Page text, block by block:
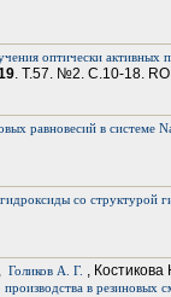
оптически
. Т.57. №2. С.10-18.
равновесий в системе
со структурой
, Голиков А. Г. ,
в резиновых